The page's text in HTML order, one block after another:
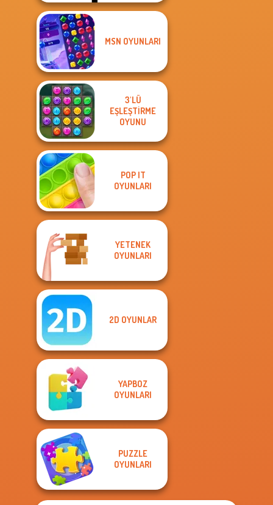
MSN OYUNLARI
3'LÜ
EŞLEŞTIRME
OYUNU
POP IT
OYUNLARI
YETENEK
OYUNLARI
2D OYUNLAR
YAPBOZ
OYUNLARI
PUZZLE
OYUNLARI